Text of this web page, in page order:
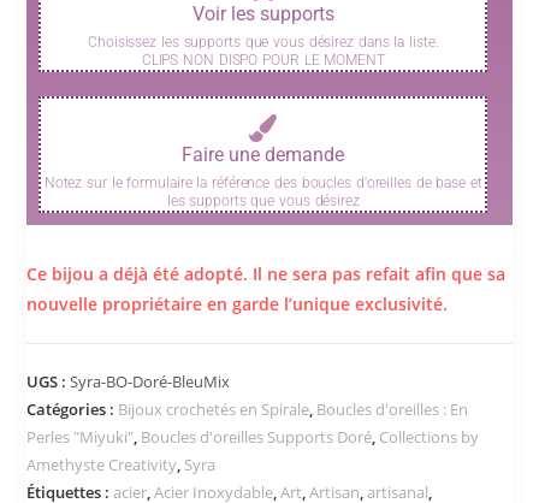
Voir les supports
Choisissez les supports que vous désirez dans la liste.
CLIPS NON DISPO POUR LE MOMENT
Faire une demande
Notez sur le formulaire la référence des boucles d'oreilles de base et
les supports que vous désirez
Ce bijou a déjà été adopté. Il ne sera pas refait afin que sa
nouvelle propriétaire en garde l’unique exclusivité.
UGS :Syra-BO-Doré-BleuMix
Catégories : Bijoux crochetés en Spirale, Boucles d'oreilles : En
Perles "Miyuki", Boucles d'oreilles Supports Doré, Collections by
Amethyste Creativity, Syra
Étiquettes :acier,Acier Inoxydable,Art,Artisan,artisanal,